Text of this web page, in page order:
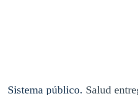
Sistema público. Salud